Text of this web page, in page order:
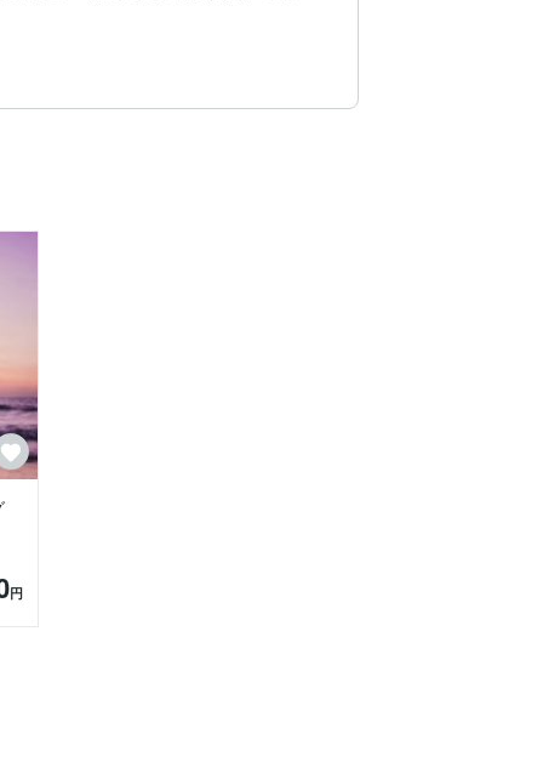
す。
を見守り、導いてくれていたのだ
た過去があります。
る」宇宙時代に突入したと感じていま
の始まりです☆
円